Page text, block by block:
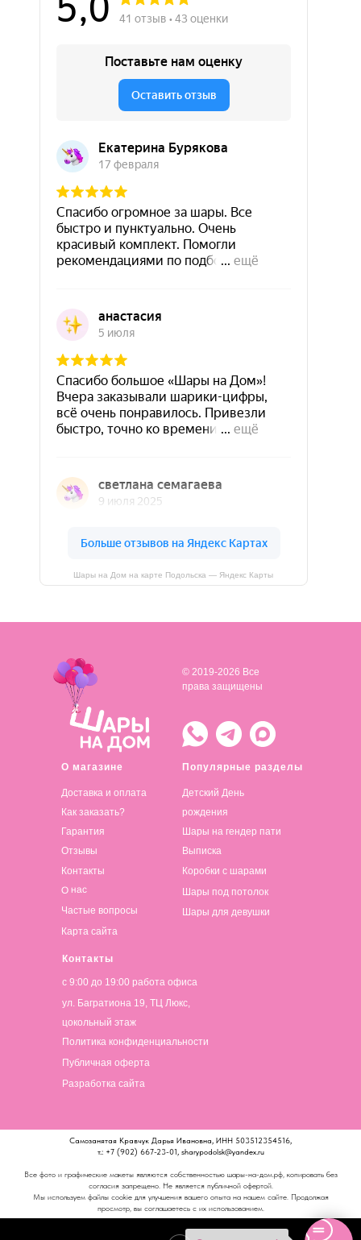
Шары на Дом на карте Подольска — Яндекс Карты
О магазине
Доставка и оплата
Популярные разделы
Детский День
рождения
Контакты
© 2019-2026 Все
права защищены
Как заказать?
Гарантия
Отзывы
Контакты
О нас
Частые вопросы
Карта сайта
Шары на гендер пати
Выписка
Коробки с шарами
Шары под потолок
Шары для девушки
с 9:00 до 19:00 работа офиса
ул. Багратиона 19, ТЦ Люкс,
цокольный этаж
Политика конфиденциальности
Публичная оферта
Разработка сайта
Самозанятая Кравчук Дарья Ивановна, ИНН 503512354516,
т.: +7 (902) 667-23-01, sharypodolsk@yandex.ru
Все фото и графические макеты являются собственностью шары-на-дом.рф, копировать без
согласия запрещено. Не является публичной офертой.
Мы используем файлы cookie для улучшения вашего опыта на нашем сайте. Продолжая
просмотр, вы соглашаетесь с их использованием.